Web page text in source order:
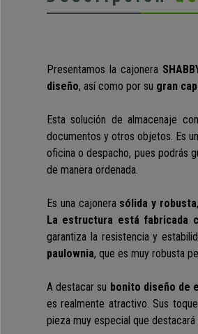
Presentamos la cajonera
diseño, así como por su gran
Esta solución de almacenaje
documentos y otros objetos. Es
oficina o despacho, pues podrás
de manera ordenada.
Es una cajonera sólida y robusta
La estructura está fabricada
garantiza la resistencia y
paulownia, que es muy robusta
A destacar su bonito diseño de
es realmente atractivo. Sus
pieza muy especial que